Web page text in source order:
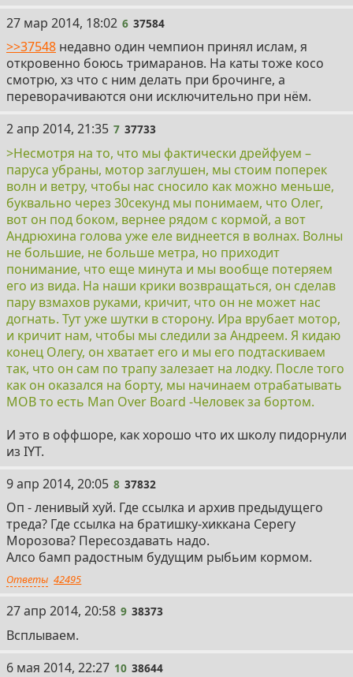
6
27 мар 2014, 18:02 6 37584
>>37548 недавно один чемпион принял ислам, я
откровенно боюсь тримаранов. На каты тоже косо
смотрю, хз что с ним делать при брочинге, а
переворачиваются они исключительно при нём.
7
2 апр 2014, 21:35 7 37733
>Несмотря на то, что мы фактически дрейфуем –
паруса убраны, мотор заглушен, мы стоим поперек
волн и ветру, чтобы нас сносило как можно меньше,
буквально через 30секунд мы понимаем, что Олег,
вот он под боком, вернее рядом с кормой, а вот
Андрюхина голова уже еле виднеется в волнах. Волны
не большие, не больше метра, но приходит
понимание, что еще минута и мы вообще потеряем
его из вида. На наши крики возвращаться, он сделав
пару взмахов руками, кричит, что он не может нас
догнать. Тут уже шутки в сторону. Ира врубает мотор,
и кричит нам, чтобы мы следили за Андреем. Я кидаю
конец Олегу, он хватает его и мы его подтаскиваем
так, что он сам по трапу залезает на лодку. После того
как он оказался на борту, мы начинаем отрабатывать
МОВ то есть Man Over Board -Человек за бортом.
И это в оффшоре, как хорошо что их школу пидорнули
из IYT.
8
9 апр 2014, 20:05 8 37832
Оп - ленивый хуй. Где ссылка и архив предыдущего
треда? Где ссылка на братишку-хиккана Серегу
Морозова? Пересоздавать надо.
Алсо бамп радостным будущим рыбьим кормом.
Ответы 42495
9
27 апр 2014, 20:58 9 38373
Всплываем.
10
6 мая 2014, 22:27 10 38644